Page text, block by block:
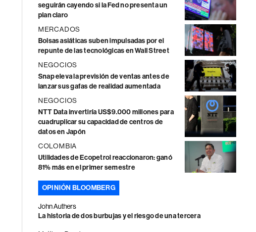
seguirán cayendo si la Fed no presenta un
plan claro
MERCADOS
Bolsas asiáticas suben impulsadas por el
repunte de las tecnológicas en Wall Street
NEGOCIOS
Snap eleva la previsión de ventas antes de
lanzar sus gafas de realidad aumentada
NEGOCIOS
NTT Data invertiría US$9.000 millones para
cuadruplicar su capacidad de centros de
datos en Japón
COLOMBIA
Utilidades de Ecopetrol reaccionaron: ganó
81% más en el primer semestre
OPINIÓN BLOOMBERG
John Authers
La historia de dos burbujas y el riesgo de una tercera